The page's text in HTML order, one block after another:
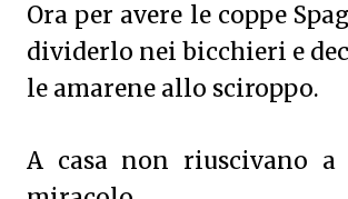
Ora per avere le coppe
dividerlo nei bicchieri e
le amarene allo sciroppo.
A casa non riuscivano a